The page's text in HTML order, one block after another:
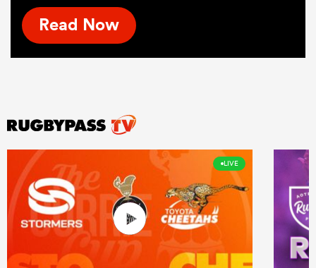
Read Now
LIVE